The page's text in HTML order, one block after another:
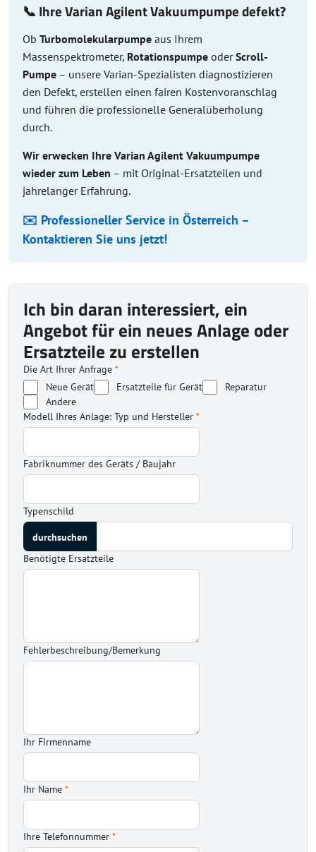
📞 Ihre Varian Agilent Vakuumpumpe defekt?
Ob Turbomolekularpumpe aus Ihrem
Massenspektrometer, Rotationspumpe oderScroll-
Pumpe – unsere Varian-Spezialisten diagnostizieren
den Defekt, erstellen einen fairen Kostenvoranschlag
und führen die professionelle Generalüberholung
durch.
Wir erwecken Ihre Varian Agilent Vakuumpumpe
wieder zum Leben – mit Original-Ersatzteilen und
jahrelanger Erfahrung.
✉️ Professioneller Service in Österreich –
Kontaktieren Sie uns jetzt!
Ich bin daran interessiert, ein
Angebot für ein neues Anlage oder
Ersatzteile zu erstellen
Die Art Ihrer Anfrage *
Neue Gerät
Ersatzteile für Gerät
Reparatur
Andere
Modell Ihres Anlage: Typ und Hersteller *
Fabriknummer des Geräts / Baujahr
Typenschild
Benötigte Ersatzteile
Fehlerbeschreibung/Bemerkung
Ihr Firmenname
Ihr Name *
Ihre Telefonnummer *